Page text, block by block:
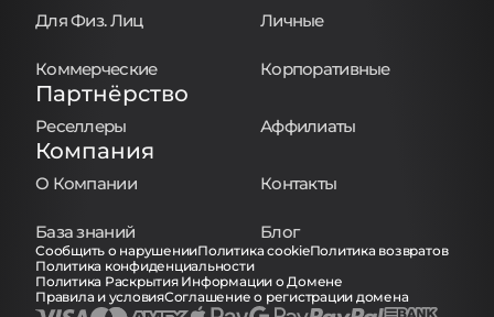
Для Физ. Лиц Личные
Коммерческие Корпоративные
Партнёрство
Реселлеры Аффилиаты
Компания
О Компании Контакты
База знаний Блог
Сообщить о нарушенииПолитика cookieПолитика возвратов
Политика конфиденциальности
Политика Раскрытия Информации о Домене
Правила и условияСоглашение о регистрации домена